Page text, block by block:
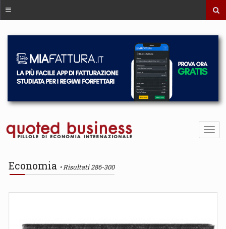
Economia Risultati 286-300